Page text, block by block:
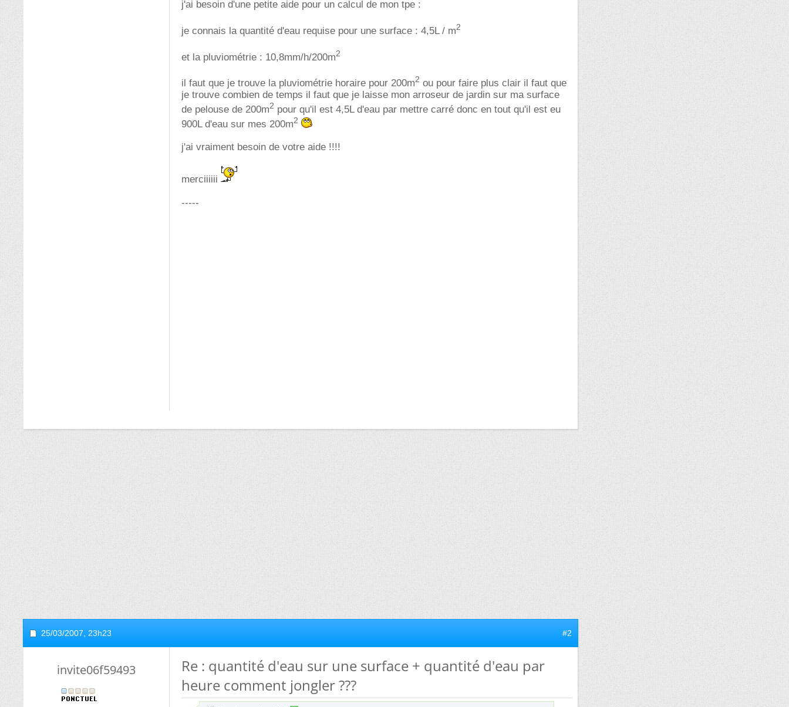
j'ai besoin d'une petite aide pour un calcul de mon tpe :
je connais la quantité d'eau requise pour une surface : 4,5L / m2
et la pluviométrie : 10,8mm/h/200m2
il faut que je trouve la pluviométrie horaire pour 200m2 ou pour faire plus clair il faut que
je trouve combien de temps il faut que je laisse mon arroseur de jardin sur ma surface
de pelouse de 200m2 pour qu'il est 4,5L d'eau par mettre carré donc en tout qu'il est eu
900L d'eau sur mes 200m2
j'ai vraiment besoin de votre aide !!!!
merciiiiii
-----
25/03/2007, 23h23 #2
invite06f59493
Re : quantité d'eau sur une surface + quantité d'eau par
heure comment jongler ???